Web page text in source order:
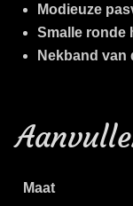
Modieuze
Smalle ronde
Nekband van
Maat